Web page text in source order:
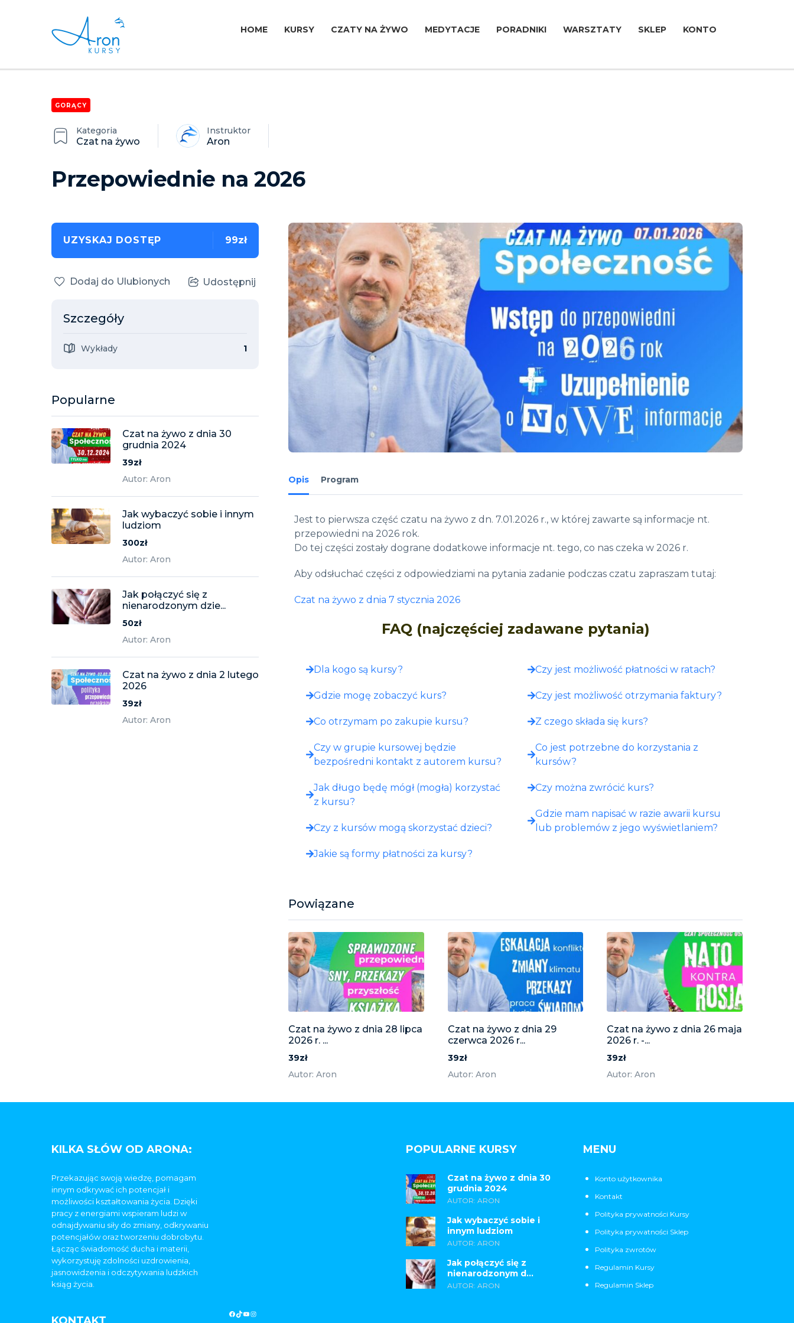
HOME KURSY CZATY NA ŻYWO MEDYTACJE PORADNIKI WARSZTATY SKLEP KONTO
GORĄCY
Kategoria
Czat na żywo
Instruktor
Aron
Przepowiednie na 2026
UZYSKAJ DOSTĘP 99zł
Dodaj do Ulubionych Udostępnij
Szczegóły
Wykłady 1
Popularne
Czat na żywo z dnia 30
grudnia 2024
39zł
Autor: Aron
Jak wybaczyć sobie i innym
ludziom
300zł
Autor: Aron
Jak połączyć się z
nienarodzonym dzie...
50zł
Autor: Aron
Czat na żywo z dnia 2 lutego
2026
39zł
Autor: Aron
Opis Program
Jest to pierwsza część czatu na żywo z dn. 7.01.2026 r., w której zawarte są informacje nt.
przepowiedni na 2026 rok.
Do tej części zostały dograne dodatkowe informacje nt. tego, co nas czeka w 2026 r.
Aby odsłuchać części z odpowiedziami na pytania zadanie podczas czatu zapraszam tutaj:
Czat na żywo z dnia 7 stycznia 2026
FAQ (najczęściej zadawane pytania)
Dla kogo są kursy?
Gdzie mogę zobaczyć kurs?​
Co otrzymam po zakupie kursu?​
Czy w grupie kursowej będzie
bezpośredni kontakt z autorem kursu?
Jak długo będę mógł (mogła) korzystać
z kursu?
Czy z kursów mogą skorzystać dzieci?
Jakie są formy płatności za kursy?
Czy jest możliwość płatności w ratach?
Czy jest możliwość otrzymania faktury?
Z czego składa się kurs?
Co jest potrzebne do korzystania z
kursów?
Czy można zwrócić kurs?
Gdzie mam napisać w razie awarii kursu
lub problemów z jego wyświetlaniem?
Powiązane
Czat na żywo z dnia 28 lipca
2026 r. ...
39zł
Autor: Aron
Czat na żywo z dnia 29
czerwca 2026 r...
39zł
Autor: Aron
Czat na żywo z dnia 26 maja
2026 r. -...
39zł
Autor: Aron
KILKA SŁÓW OD ARONA:
Przekazując swoją wiedzę, pomagam
innym odkrywać ich potencjał i
możliwości kształtowania życia. Dzięki
pracy z energiami wspieram ludzi w
odnajdywaniu siły do zmiany, odkrywaniu
potencjałów oraz tworzeniu dobrobytu.
Łącząc świadomość ducha i materii,
wykorzystuję zdolności uzdrowienia,
jasnowidzenia i odczytywania ludzkich
ksiąg życia.
POPULARNE KURSY
Czat na żywo z dnia 30
grudnia 2024
AUTOR: ARON
Jak wybaczyć sobie i
innym ludziom
AUTOR: ARON
Jak połączyć się z
nienarodzonym d...
AUTOR: ARON
MENU
Konto użytkownika
Kontakt
Polityka prywatności Kursy
Polityka prywatności Sklep
Polityka zwrotów
Regulamin Kursy
Regulamin Sklep